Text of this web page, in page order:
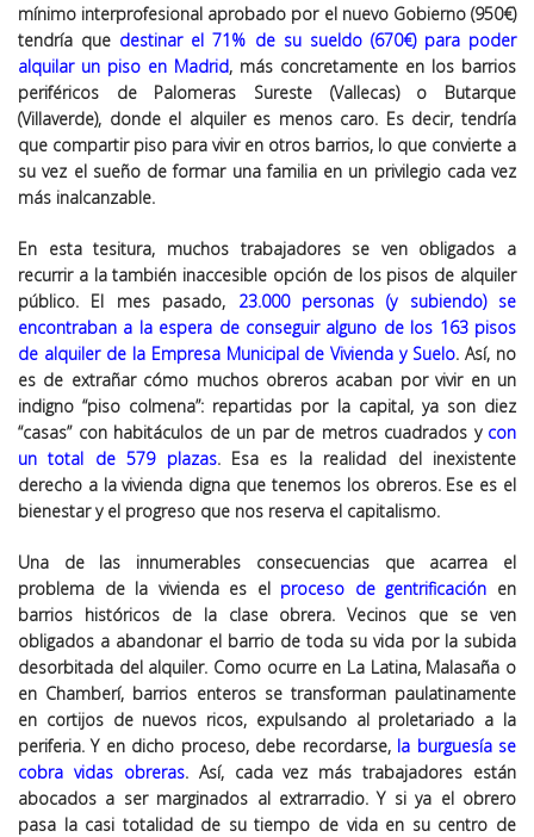
mínimo interprofesional aprobado por el nuevo Gobierno (950€)
tendría que destinar el 71% de su sueldo (670€) para poder
alquilar un piso en Madrid, más concretamente en los barrios
periféricos de Palomeras Sureste (Vallecas) o Butarque
(Villaverde), donde el alquiler es menos caro. Es decir, tendría
que compartir piso para vivir en otros barrios, lo que convierte a
su vez el sueño de formar una familia en un privilegio cada vez
más inalcanzable.
En esta tesitura, muchos trabajadores se ven obligados a
recurrir a la también inaccesible opción de los pisos de alquiler
público. El mes pasado, 23.000 personas (y subiendo) se
encontraban a la espera de conseguir alguno de los 163 pisos
de alquiler de la Empresa Municipal de Vivienda y Suelo. Así, no
es de extrañar cómo muchos obreros acaban por vivir en un
indigno “piso colmena”: repartidas por la capital, ya son diez
“casas” con habitáculos de un par de metros cuadrados y con
un total de 579 plazas. Esa es la realidad del inexistente
derecho a la vivienda digna que tenemos los obreros. Ese es el
bienestar y el progreso que nos reserva el capitalismo.
Una de las innumerables consecuencias que acarrea el
problema de la vivienda es el proceso de gentrificación en
barrios históricos de la clase obrera. Vecinos que se ven
obligados a abandonar el barrio de toda su vida por la subida
desorbitada del alquiler. Como ocurre en La Latina, Malasaña o
en Chamberí, barrios enteros se transforman paulatinamente
en cortijos de nuevos ricos, expulsando al proletariado a la
periferia. Y en dicho proceso, debe recordarse, la burguesía se
cobra vidas obreras. Así, cada vez más trabajadores están
abocados a ser marginados al extrarradio. Y si ya el obrero
pasa la casi totalidad de su tiempo de vida en su centro de